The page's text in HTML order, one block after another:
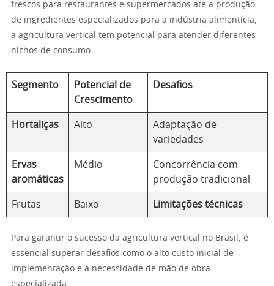
frescos para restaurantes e supermercados até a produção
de ingredientes especializados para a indústria alimentícia,
a agricultura vertical tem potencial para atender diferentes
nichos de consumo.
Segmento
Potencial de
Crescimento
Desafios
Hortaliças Alto
Adaptação de
variedades
Ervas
aromáticas
Médio
Concorrência com
produção tradicional
Frutas Baixo Limitações técnicas
Para garantir o sucesso da agricultura vertical no Brasil, é
essencial superar desafios como o alto custo inicial de
implementação e a necessidade de mão de obra
especializada.